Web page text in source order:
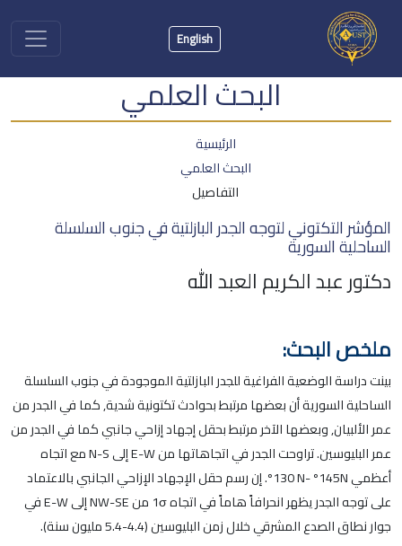
English
البحث العلمي
الرئيسية
البحث العلمي
التفاصيل
المؤشر التكتوني لتوجه الجدر البازلتية في جنوب السلسلة
الساحلية السورية
دكتور عبد الكريم العبد الله
ملخص البحث:
بينت دراسة الوضعية الفراغية للجدر البازلتية الموجودة في جنوب السلسلة
الساحلية السورية أن بعضها مرتبط بحوادث تكتونية شدية, كما في الجدر من
عمر الألبيان, وبعضها الآخر مرتبط بحقل إجهاد إزاحي جانبي كما في الجدر من
عمر البليوسين. تراوحت الجدر في اتجاهاتها من E-W إلى N-S مع اتجاه
أعظمي º130 N- º145N. إن رسم حقل الإجهاد الإزاحي الجانبي بالاعتماد
على توجه الجدر يظهر انحرافاً هاماً في اتجاه 1σ من NW-SE إلى E-W في
جوار نطاق الصدع المشرقي خلال زمن البليوسين (4.4-5.4 مليون سنة).